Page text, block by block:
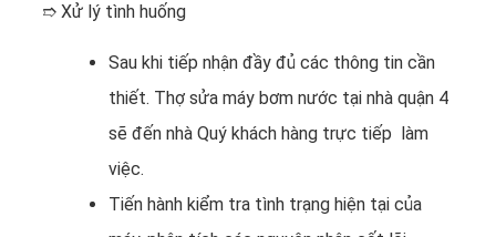
➱ Xử lý tình huống
Sau khi tiếp nhận đầy đủ các thông tin cần
thiết. Thợ sửa máy bơm nước tại nhà quận 4
sẽ đến nhà Quý khách hàng trực tiếp làm
việc.
Tiến hành kiểm tra tình trạng hiện tại của